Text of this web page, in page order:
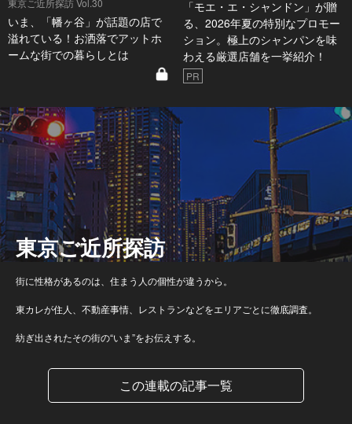
東京ご近所探訪 Vol.30
いま、「幡ヶ谷」が話題の店で
溢れている！お洒落でアットホ
ームな街での暮らしとは
「モエ・エ・シャンドン」が贈
る、2026年夏の特別なプロモー
ション。極上のシャンパンを味
わえる厳選店舗を一挙紹介！
PR
東京ご近所探訪
街に性格があるのは、住まう人の個性が違うから。
東カレが住人、不動産事情、レストランなどをエリアごとに徹底調査。
紡ぎ出されたその街の“いま”をお伝えする。
この連載の記事一覧